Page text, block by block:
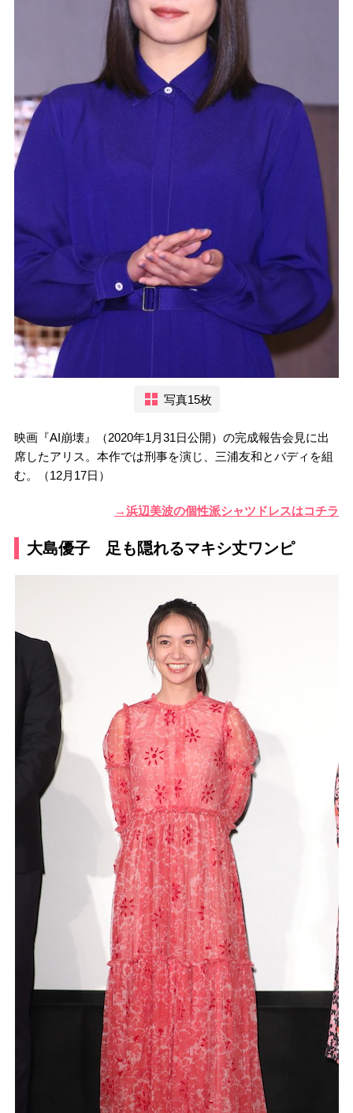
写真15枚
映画『AI崩壊』（2020年1月31日公開）の完成報告会見に出
席したアリス。本作では刑事を演じ、三浦友和とバディを組
む。（12月17日）
→浜辺美波の個性派シャツドレスはコチラ
大島優子 足も隠れるマキシ丈ワンピ